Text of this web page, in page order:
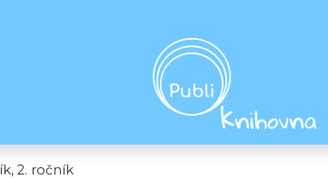
2. ročník